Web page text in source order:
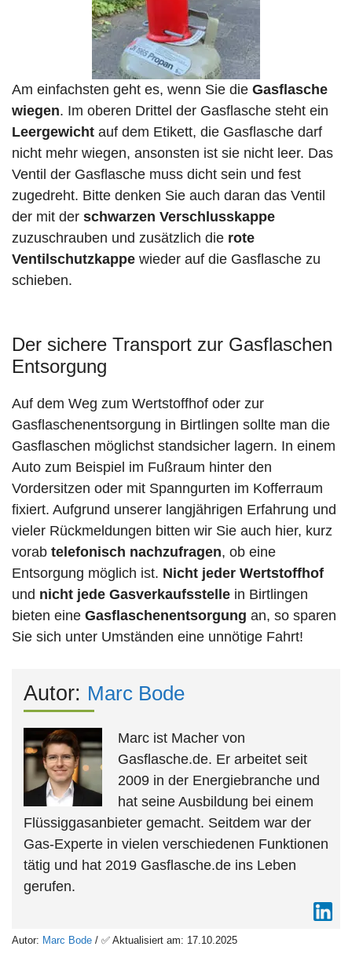
Am einfachsten geht es, wenn Sie die Gasflasche
wiegen. Im oberen Drittel der Gasflasche steht ein
Leergewicht auf dem Etikett, die Gasflasche darf
nicht mehr wiegen, ansonsten ist sie nicht leer. Das
Ventil der Gasflasche muss dicht sein und fest
zugedreht. Bitte denken Sie auch daran das Ventil
der mit der schwarzen Verschlusskappe
zuzuschrauben und zusätzlich die rote
Ventilschutzkappe wieder auf die Gasflasche zu
schieben.
Der sichere Transport zur Gasflaschen
Entsorgung
Auf dem Weg zum Wertstoffhof oder zur
Gasflaschenentsorgung in Birtlingen sollte man die
Gasflaschen möglichst standsicher lagern. In einem
Auto zum Beispiel im Fußraum hinter den
Vordersitzen oder mit Spanngurten im Kofferraum
fixiert. Aufgrund unserer langjährigen Erfahrung und
vieler Rückmeldungen bitten wir Sie auch hier, kurz
vorab telefonisch nachzufragen, ob eine
Entsorgung möglich ist. Nicht jeder Wertstoffhof
und nicht jede Gasverkaufsstelle in Birtlingen
bieten eine Gasflaschenentsorgung an, so sparen
Sie sich unter Umständen eine unnötige Fahrt!
Autor: Marc Bode
Marc ist Macher von
Gasflasche.de. Er arbeitet seit
2009 in der Energiebranche und
hat seine Ausbildung bei einem
Flüssiggasanbieter gemacht. Seitdem war der
Gas-Experte in vielen verschiedenen Funktionen
tätig und hat 2019 Gasflasche.de ins Leben
gerufen.
Autor: Marc Bode / ✅ Aktualisiert am: 17.10.2025